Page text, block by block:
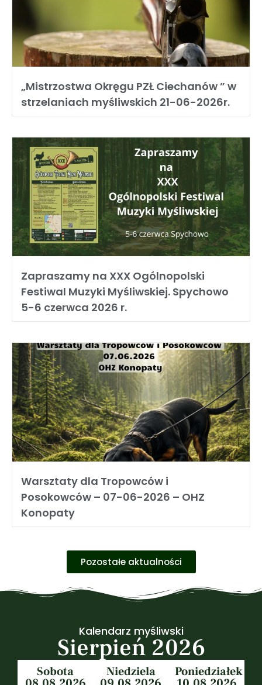
„Mistrzostwa Okręgu PZŁ Ciechanów ” w
strzelaniach myśliwskich 21-06-2026r.
Zapraszamy na XXX Ogólnopolski
Festiwal Muzyki Myśliwskiej. Spychowo
5-6 czerwca 2026 r.
Warsztaty dla Tropowców i
Posokowców – 07-06-2026 – OHZ
Konopaty
Pozostałe aktualności
Kalendarz myśliwski
Sierpień 2026
Sobota Niedziela Poniedziałek